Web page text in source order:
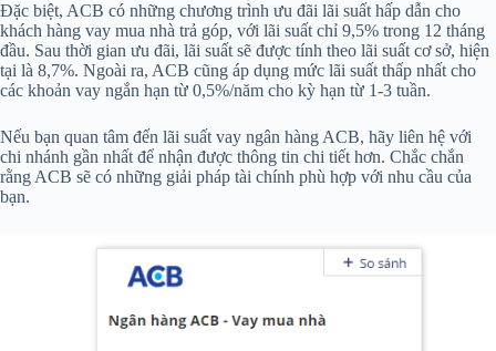
Đặc biệt, ACB có những chương trình ưu đãi lãi suất hấp dẫn cho
khách hàng vay mua nhà trả góp, với lãi suất chỉ 9,5% trong 12 tháng
đầu. Sau thời gian ưu đãi, lãi suất sẽ được tính theo lãi suất cơ sở, hiện
tại là 8,7%. Ngoài ra, ACB cũng áp dụng mức lãi suất thấp nhất cho
các khoản vay ngắn hạn từ 0,5%/năm cho kỳ hạn từ 1-3 tuần.
Nếu bạn quan tâm đến lãi suất vay ngân hàng ACB, hãy liên hệ với
chi nhánh gần nhất để nhận được thông tin chi tiết hơn. Chắc chắn
rằng ACB sẽ có những giải pháp tài chính phù hợp với nhu cầu của
bạn.